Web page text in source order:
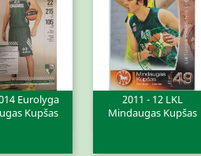
Eurolyga
Kupšas
peržiūra
2011 - 12 LKL
Mindaugas Kupšas
Greita peržiūra